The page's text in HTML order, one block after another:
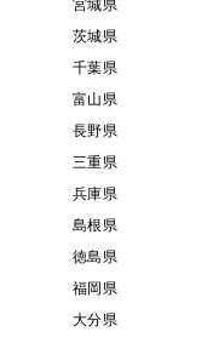
宮城県
茨城県
千葉県
富山県
長野県
三重県
兵庫県
島根県
徳島県
福岡県
大分県